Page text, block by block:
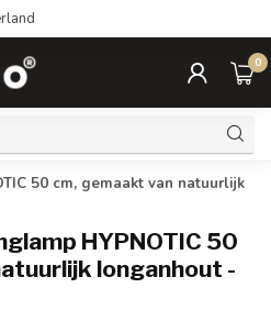
0
50 cm, gemaakt van natuurlijk
HYPNOTIC 50
longanhout -